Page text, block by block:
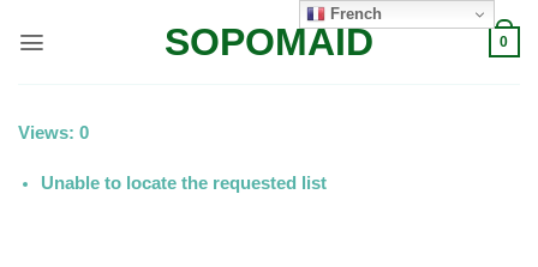
SOPOMAID 0
Views: 0
Unable to locate the requested list
French